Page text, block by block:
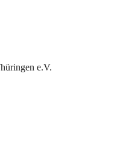
e.V.